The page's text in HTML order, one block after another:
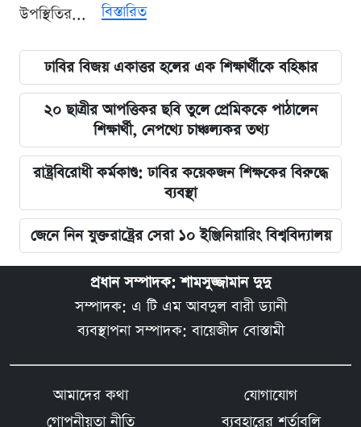
উপস্থিতির...
বিস্তারিত
ঢাবির বিজয় একাত্তর হলের এক শিক্ষার্থীকে বহিষ্কার
২০ ছাত্রীর আপত্তিকর ছবি তুলে প্রেমিককে পাঠালেন
শিক্ষার্থী, নেপথ্যে চাঞ্চল্যকর তথ্য
রাষ্ট্রবিরোধী কর্মকাণ্ড: ঢাবির কয়েকজন শিক্ষকের বিরুদ্ধে
ব্যবস্থা
জেনে নিন যুক্তরাষ্ট্রের সেরা ১০ ইঞ্জিনিয়ারিং বিশ্ববিদ্যালয়
প্রধান সম্পাদক: শামসুজ্জামান দুদু
সম্পাদক: এ টি এম আবদুল বারী ড্যানী
ব্যবস্থাপনা সম্পাদক: বায়েজীদ বোস্তামী
আমাদের কথা
যোগাযোগ
গোপনীয়তা নীতি
ব্যবহারের শর্তাবলি